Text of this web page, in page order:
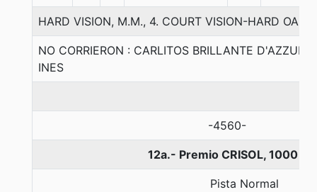
HARD VISION, M.M., 4. COURT VISION-HARD
NO CORRIERON : CARLITOS BRILLANTE
INES
-4560-
12a.- Premio CRISOL, 1000
Pista Normal